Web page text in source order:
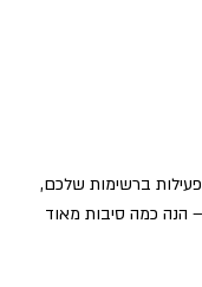
ברשימות שלכם,
הנה כמה סיבות מאוד